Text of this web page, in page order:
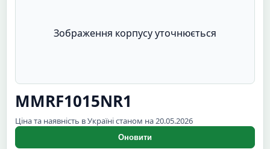
Зображення корпусу уточнюється
MMRF1015NR1
Ціна та наявність в Україні станом на 20.05.2026
Оновити